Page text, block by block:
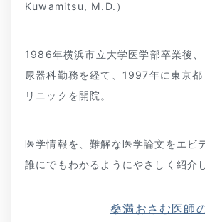
Kuwamitsu, M.D.）
1986年横浜市立大学医学部卒業後
尿器科勤務を経て、1997年に東京
リニックを開院。
医学情報を、難解な医学論文をエビ
誰にでもわかるようにやさしく紹介
桑満おさむ医師